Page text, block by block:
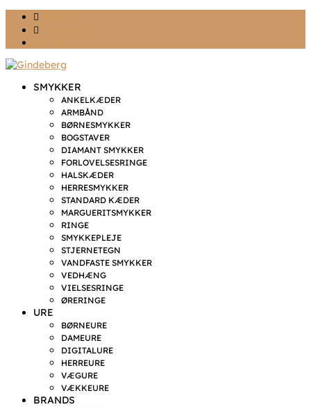
SMYKKER
ANKELKÆDER
ARMBÅND
BØRNESMYKKER
BOGSTAVER
DIAMANT SMYKKER
FORLOVELSESRINGE
HALSKÆDER
HERRESMYKKER
STANDARD KÆDER
MARGUERITSMYKKER
RINGE
SMYKKEPLEJE
STJERNETEGN
VANDFASTE SMYKKER
VEDHÆNG
VIELSESRINGE
ØRERINGE
URE
BØRNEURE
DAMEURE
DIGITALURE
HERREURE
VÆGURE
VÆKKEURE
BRANDS